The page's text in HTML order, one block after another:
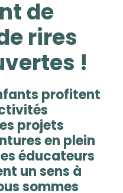
de
rires
!
profitent
projets
en plein
éducateurs
un sens à
sommes